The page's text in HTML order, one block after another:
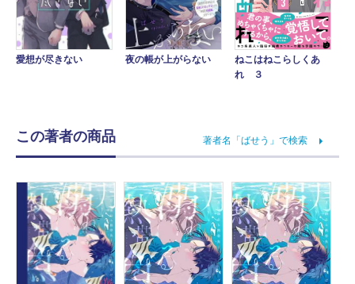
愛想が尽きない 夜の帳が上がらない
ねこはねこらしくあ
れ ３
この著者の商品 著者名「ばせう」で検索